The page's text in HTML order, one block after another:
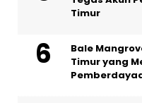
Timur
Bale
Timur yang